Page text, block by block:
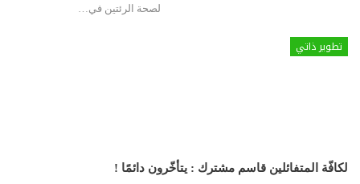
لصحة الرئتين في…
تطوير ذاتي
لكافّة المتفائلين قاسم مشترك : يتأخّرون دائمًا !